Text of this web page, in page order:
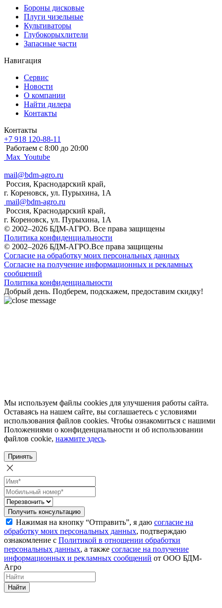
Бороны дисковые
Плуги чизельные
Культиваторы
Глубокорыхлители
Запасные части
Навигация
Сервис
Новости
О компании
Найти дилера
Контакты
Контакты
+7 918 120-88-11
Работаем c 8:00 до 20:00
Max Youtube
mail@bdm-agro.ru
Россия, Краснодарский край,
г. Кореновск, ул. Пурыхина, 1А
mail@bdm-agro.ru
Россия, Краснодарский край,
г. Кореновск, ул. Пурыхина, 1А
© 2002–2026 БДМ-АГРО. Все права защищены
Политика конфиденциальности
© 2002–2026 БДМ-АГРО.Все права защищены
Согласие на обработку моих персональных данных
Согласие на получение информационных и рекламных
сообщений
Политика конфиденциальности
Добрый день. Подберем, подскажем, предоставим скидку!
Мы используем файлы cookies для улучшения работы сайта.
Оставаясь на нашем сайте, вы соглашаетесь с условиями
использования файлов cookies. Чтобы ознакомиться с нашими
Положениями о конфиденциальности и об использовании
файлов cookie, нажмите здесь.
Принять
Получить консультацию
Нажимая на кнопку “Отправить”, я даю согласие на
обработку моих персональных данных, подтверждаю
ознакомление с Политикой в отношении обработки
персональных данных, а также согласие на получение
информационных и рекламных сообщений от ООО БДМ-
Агро
Найти